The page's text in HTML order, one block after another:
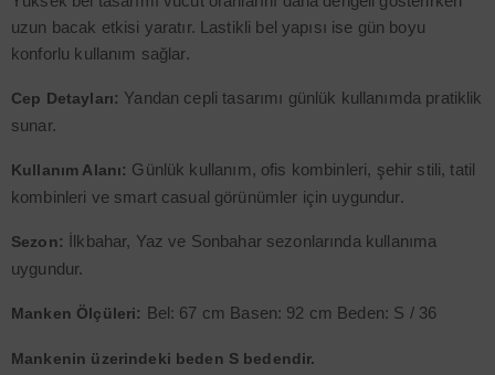
uzun bacak etkisi yaratır. Lastikli bel yapısı ise gün boyu
konforlu kullanım sağlar.
Cep Detayları: Yandan cepli tasarımı günlük kullanımda pratiklik
sunar.
Kullanım Alanı: Günlük kullanım, ofis kombinleri, şehir stili, tatil
kombinleri ve smart casual görünümler için uygundur.
Sezon: İlkbahar, Yaz ve Sonbahar sezonlarında kullanıma
uygundur.
Manken Ölçüleri: Bel: 67 cm Basen: 92 cm Beden: S / 36
Mankenin üzerindeki beden S bedendir.